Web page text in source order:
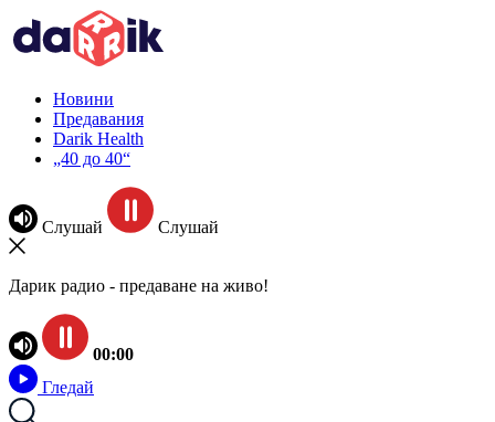
Новини
Предавания
Darik Health
„40 до 40“
Слушай Слушай
Дарик радио - предаване на живо!
00:00
Гледай